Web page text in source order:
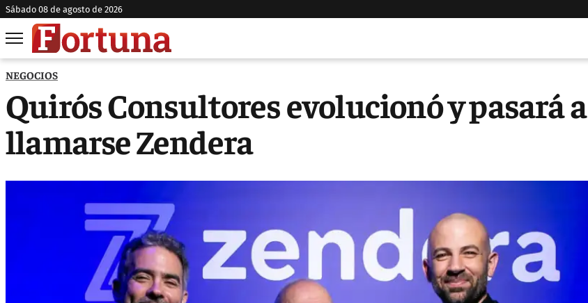
sábado 08 de agosto de 2026
NEGOCIOS
Quirós Consultores evolucionó y pasará a
llamarse Zendera